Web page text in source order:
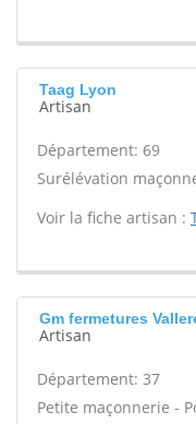
Taag Lyon
Artisan
Département: 69
Surélévation
Voir la fiche artisan :
Gm fermetures
Artisan
Département: 37
Petite maçonnerie -